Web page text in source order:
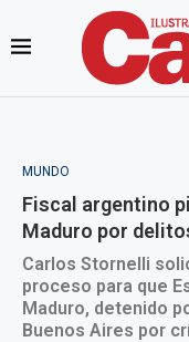
MUNDO
Fiscal argentino
Maduro por
Carlos Stornelli
proceso para que
Maduro, detenido
Buenos Aires por